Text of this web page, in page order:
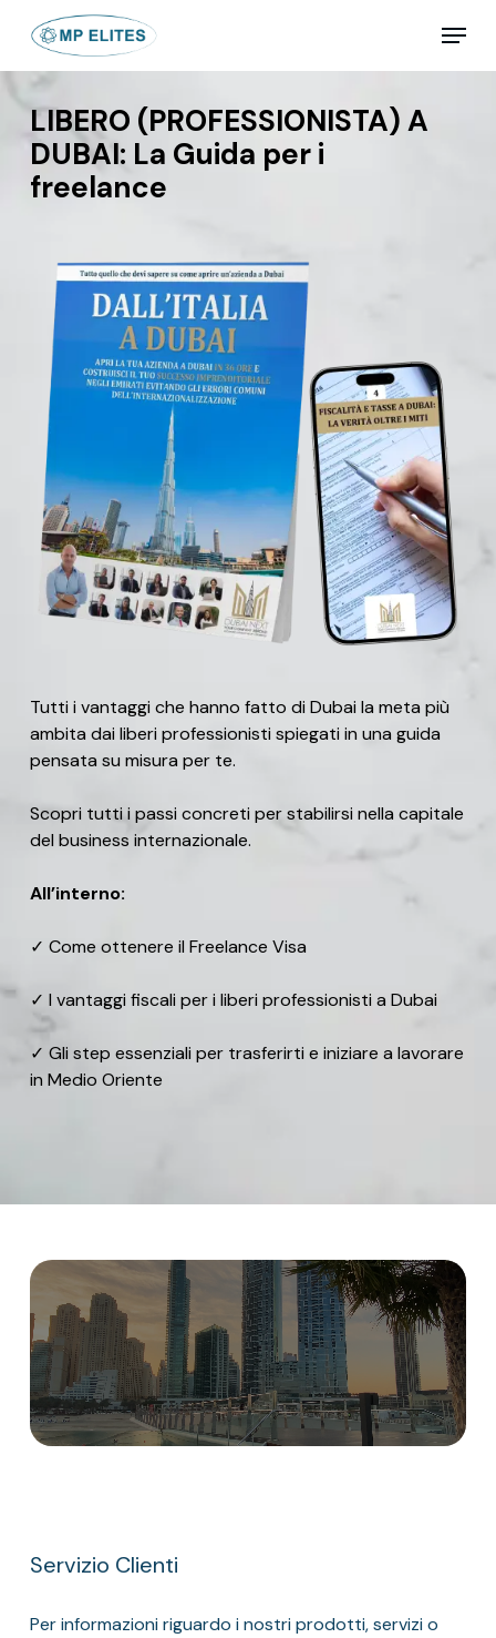
content
Menu
LIBERO (PROFESSIONISTA) A
DUBAI: La Guida per i
freelance
Tutti i vantaggi che hanno fatto di Dubai la meta più
ambita dai liberi professionisti spiegati in una guida
pensata su misura per te.
Scopri tutti i passi concreti per stabilirsi nella capitale
del business internazionale.
All’interno:
✓ Come ottenere il Freelance Visa
✓ I vantaggi fiscali per i liberi professionisti a Dubai
✓ Gli step essenziali per trasferirti e iniziare a lavorare
in Medio Oriente
Servizio Clienti
Per informazioni riguardo i nostri prodotti, servizi o
Close